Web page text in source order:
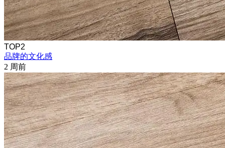
TOP2
品牌的文化感
2 周前